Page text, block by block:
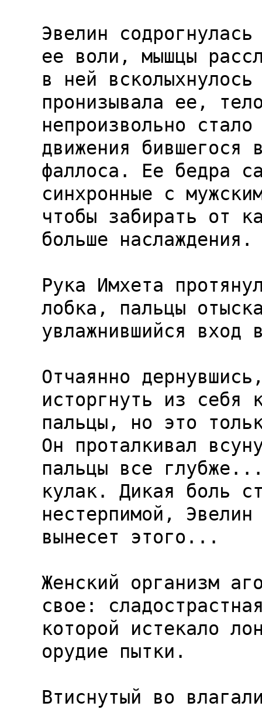
Эвелин
ее воли, мышцы
в ней
пронизывала ее,
непроизвольно
движения бившегося
фаллоса. Ее бедра
синхронные с
чтобы забирать от
больше наслаждения.
Рука Имхета
лобка, пальцы
увлажнившийся
Отчаянно
исторгнуть из себя
пальцы, но это
Он проталкивал
пальцы все
кулак. Дикая боль
нестерпимой,
вынесет этого...
Женский организм
свое:
которой истекало
орудие пытки.
Втиснутый во